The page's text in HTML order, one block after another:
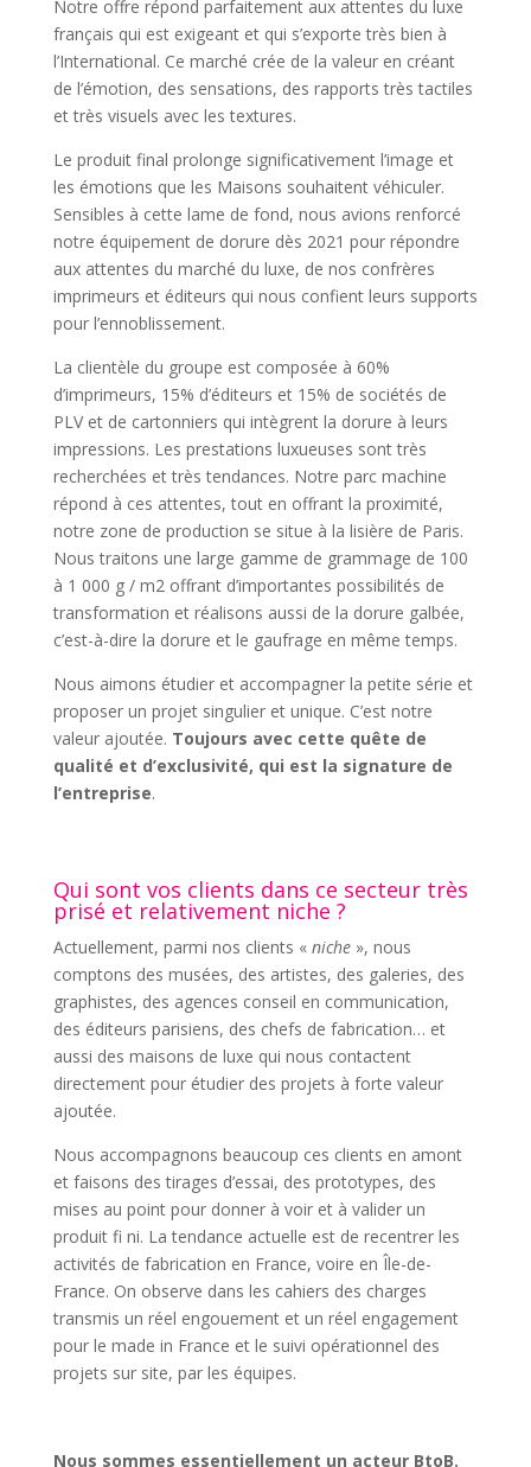
Notre offre répond parfaitement aux attentes du luxe
français qui est exigeant et qui s’exporte très bien à
l’International. Ce marché crée de la valeur en créant
de l’émotion, des sensations, des rapports très tactiles
et très visuels avec les textures.
Le produit final prolonge significativement l’image et
les émotions que les Maisons souhaitent véhiculer.
Sensibles à cette lame de fond, nous avions renforcé
notre équipement de dorure dès 2021 pour répondre
aux attentes du marché du luxe, de nos confrères
imprimeurs et éditeurs qui nous confient leurs supports
pour l’ennoblissement.
La clientèle du groupe est composée à 60%
d’imprimeurs, 15% d’éditeurs et 15% de sociétés de
PLV et de cartonniers qui intègrent la dorure à leurs
impressions. Les prestations luxueuses sont très
recherchées et très tendances. Notre parc machine
répond à ces attentes, tout en offrant la proximité,
notre zone de production se situe à la lisière de Paris.
Nous traitons une large gamme de grammage de 100
à 1 000 g / m2 offrant d’importantes possibilités de
transformation et réalisons aussi de la dorure galbée,
c’est-à-dire la dorure et le gaufrage en même temps.
Nous aimons étudier et accompagner la petite série et
proposer un projet singulier et unique. C’est notre
valeur ajoutée. Toujours avec cette quête de
qualité et d’exclusivité, qui est la signature de
l’entreprise.
Qui sont vos clients dans ce secteur très
prisé et relativement niche ?
Actuellement, parmi nos clients « niche», nous
comptons des musées, des artistes, des galeries, des
graphistes, des agences conseil en communication,
des éditeurs parisiens, des chefs de fabrication… et
aussi des maisons de luxe qui nous contactent
directement pour étudier des projets à forte valeur
ajoutée.
Nous accompagnons beaucoup ces clients en amont
et faisons des tirages d’essai, des prototypes, des
mises au point pour donner à voir et à valider un
produit fi ni. La tendance actuelle est de recentrer les
activités de fabrication en France, voire en Île-de-
France. On observe dans les cahiers des charges
transmis un réel engouement et un réel engagement
pour le made in France et le suivi opérationnel des
projets sur site, par les équipes.
Nous sommes essentiellement un acteur BtoB.